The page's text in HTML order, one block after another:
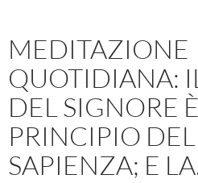
MEDITAZIONE
QUOTIDIANA:
DEL SIGNORE È
PRINCIPIO
SAPIENZA; E